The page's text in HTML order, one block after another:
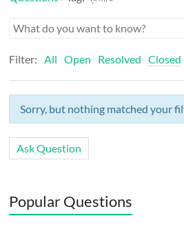
Filter: All Open Resolved Closed
Sorry, but nothing matched your
Ask Question
Popular Questions